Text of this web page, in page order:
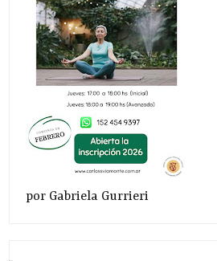
por Gabriela Gurrieri